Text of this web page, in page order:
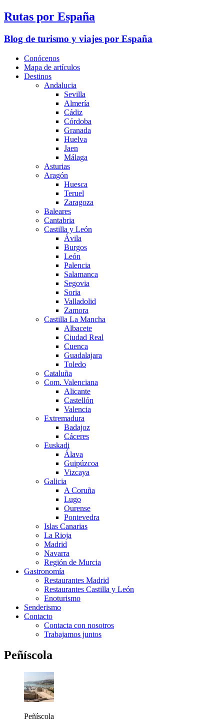
Rutas por España
Blog de turismo y viajes por España
Conócenos
Mapa de artículos
Destinos
Andalucia
Sevilla
Almería
Cádiz
Córdoba
Granada
Huelva
Jaen
Málaga
Asturias
Aragón
Huesca
Teruel
Zaragoza
Baleares
Cantabria
Castilla y León
Ávila
Burgos
León
Palencia
Salamanca
Segovia
Soria
Valladolid
Zamora
Castilla La Mancha
Albacete
Ciudad Real
Cuenca
Guadalajara
Toledo
Cataluña
Com. Valenciana
Alicante
Castellón
Valencia
Extremadura
Badajoz
Cáceres
Euskadi
Álava
Guipúzcoa
Vizcaya
Galicia
A Coruña
Lugo
Ourense
Pontevedra
Islas Canarias
La Rioja
Madrid
Navarra
Región de Murcia
Gastronomía
Restaurantes Madrid
Restaurantes Castilla y León
Enoturismo
Senderismo
Contacto
Contacta con nosotros
Trabajamos juntos
Peñíscola
Peñíscola